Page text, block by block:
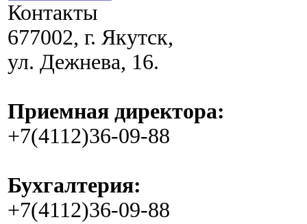
Контакты
677002, г. Якутск,
ул. Дежнева, 16.
Приемная директора:
+7(4112)36-09-88
Бухгалтерия:
+7(4112)36-09-88